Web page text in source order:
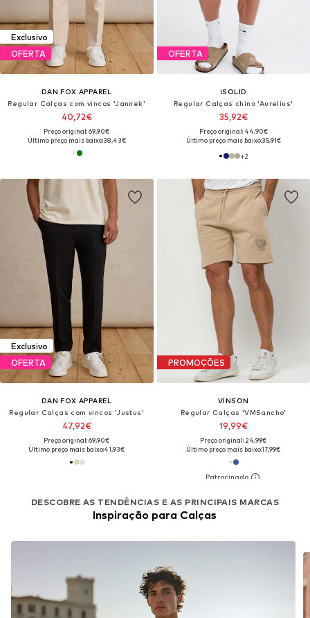
Exclusivo
OFERTA
DAN FOX APPAREL
Regular Calças com vincos 'Jannek'
40,72€
Preço original: 69,90€
Último preço mais baixo:38,43€
OFERTA
!SOLID
Regular Calças chino 'Aurelius'
35,92€
Preço original: 44,90€
Último preço mais baixo:35,91€
+2
Exclusivo
OFERTA
DAN FOX APPAREL
Regular Calças com vincos 'Justus'
47,92€
Preço original: 69,90€
Último preço mais baixo:41,93€
PROMOÇÕES
VINSON
Regular Calças 'VMSancho'
19,99€
Preço original: 24,99€
Último preço mais baixo:17,99€
DESCOBRE AS TENDÊNCIAS E AS PRINCIPAIS MARCAS
Inspiração para Calças